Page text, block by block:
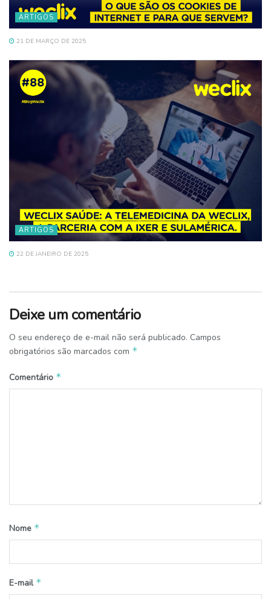
ARTIGOS
21 DE MARÇO DE 2025
ARTIGOS
22 DE JANEIRO DE 2025
Deixe um comentário
O seu endereço de e-mail não será publicado. Campos
obrigatórios são marcados com *
Comentário *
Nome *
E-mail *